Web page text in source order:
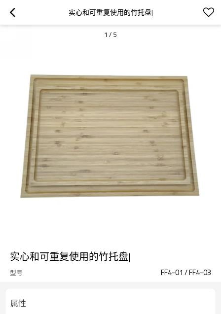
实心和可重复使用的竹托盘|
1 / 5
实心和可重复使用的竹托盘|
型号 FF4-01 / FF4-03
属性